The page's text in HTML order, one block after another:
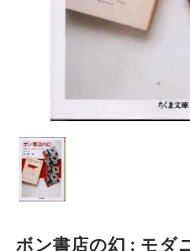
ボン書店の幻 : モダ